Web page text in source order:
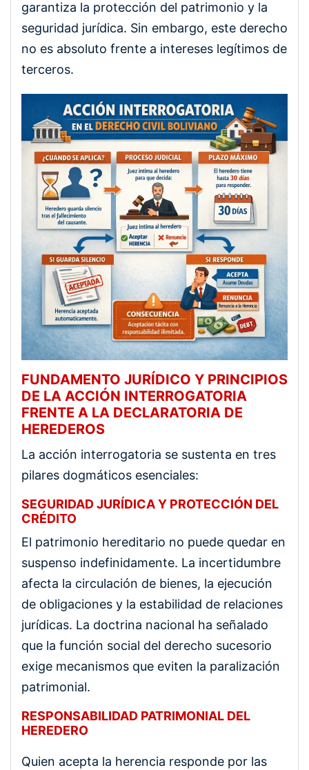
garantiza la protección del patrimonio y la
seguridad jurídica. Sin embargo, este derecho
no es absoluto frente a intereses legítimos de
terceros.
FUNDAMENTO JURÍDICO Y PRINCIPIOS
DE LA ACCIÓN INTERROGATORIA
FRENTE A LA DECLARATORIA DE
HEREDEROS
La acción interrogatoria se sustenta en tres
pilares dogmáticos esenciales:
SEGURIDAD JURÍDICA Y PROTECCIÓN DEL
CRÉDITO
El patrimonio hereditario no puede quedar en
suspenso indefinidamente. La incertidumbre
afecta la circulación de bienes, la ejecución
de obligaciones y la estabilidad de relaciones
jurídicas. La doctrina nacional ha señalado
que la función social del derecho sucesorio
exige mecanismos que eviten la paralización
patrimonial.
RESPONSABILIDAD PATRIMONIAL DEL
HEREDERO
Quien acepta la herencia responde por las